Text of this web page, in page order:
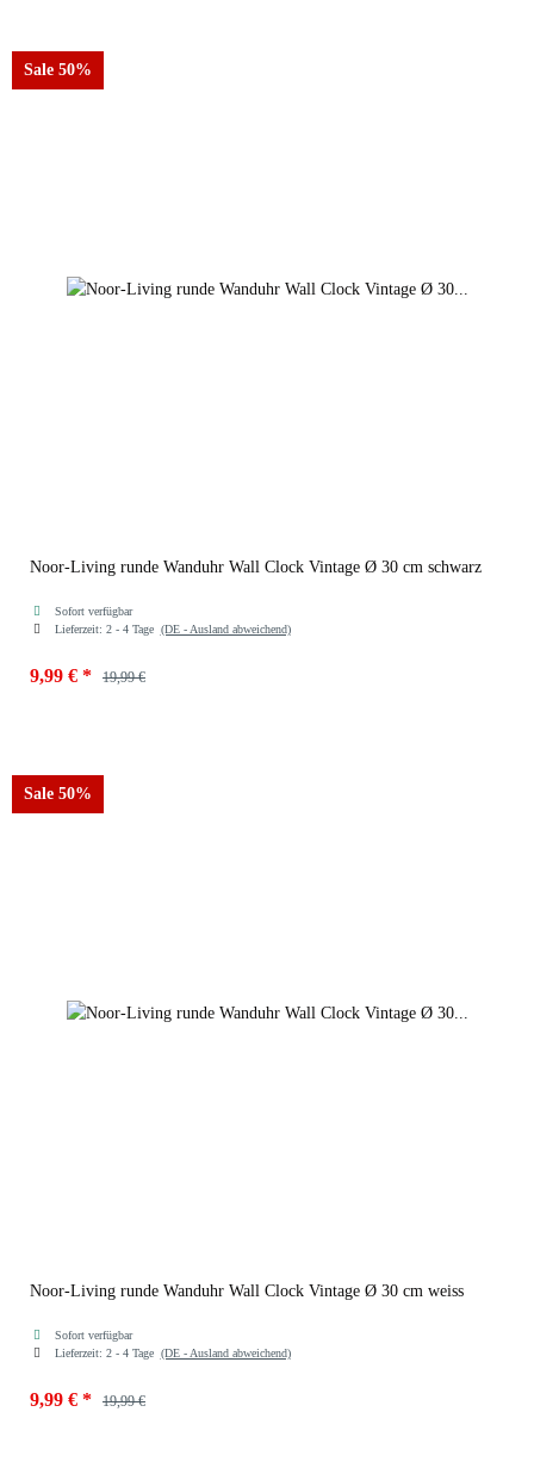
Braun
Sale 50%
Noor-Living runde Wanduhr Wall Clock Vintage Ø 30 cm schwarz
Sofort verfügbar
Lieferzeit: 2 - 4 Tage (DE - Ausland abweichend)
9,99 € * 19,99 €
Sale 50%
Noor-Living runde Wanduhr Wall Clock Vintage Ø 30 cm weiss
Sofort verfügbar
Lieferzeit: 2 - 4 Tage (DE - Ausland abweichend)
9,99 € * 19,99 €